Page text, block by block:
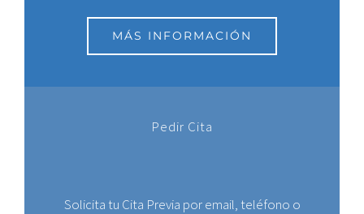
MÁS INFORMACIÓN
Pedir Cita
Solicita tu Cita Previa por email, teléfono o